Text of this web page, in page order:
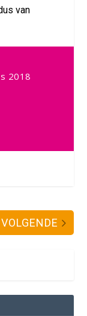
van
2018
VOLGENDE